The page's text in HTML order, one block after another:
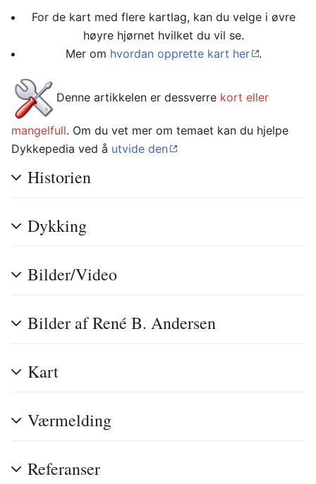
For de kart med flere kartlag, kan du velge i øvre
høyre hjørnet hvilket du vil se.
Mer om hvordan opprette kart her .
Denne artikkelen er dessverre kort eller
mangelfull. Om du vet mer om temaet kan du hjelpe
Dykkepedia ved å utvide den
Historien
Dykking
Bilder/Video
Bilder af René B. Andersen
Kart
Værmelding
Referanser